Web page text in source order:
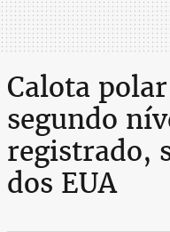
Calota
segundo
registrado,
dos EUA